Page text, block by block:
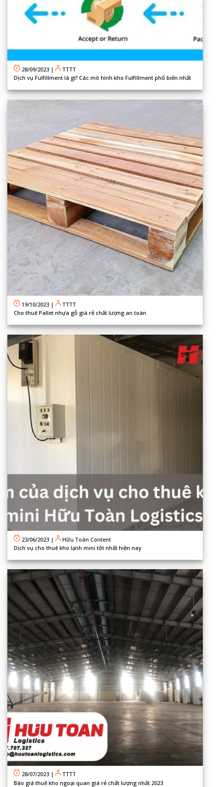
28/09/2023 |
TTTT
Dịch vụ Fulfillment là gì? Các mô hình kho Fulfillment phổ biến nhất
19/10/2023 |
TTTT
Cho thuê Pallet nhựa gỗ giá rẻ chất lượng an toàn
23/06/2023 |
Hữu Toàn Content
Dịch vụ cho thuê kho lạnh mini tốt nhất hiện nay
28/07/2023 |
TTTT
Báo giá thuê kho ngoại quan giá rẻ chất lượng nhất 2023